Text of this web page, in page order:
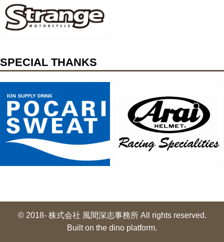
SPECIAL THANKS
© 2018- 株式会社 風間深志事務所 All rights reserved.
Built on the dino platform.